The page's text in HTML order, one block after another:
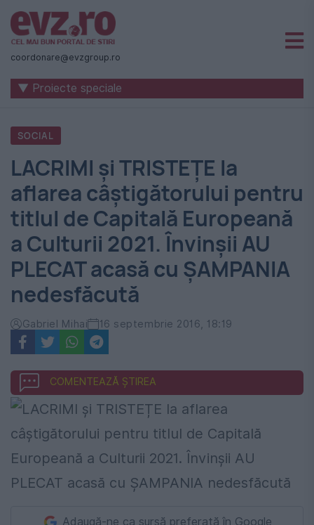
Știri
naționale
internaționale
România
-
Evenimentul
Zilei
coordonare@evzgroup.ro
▼ Proiecte speciale
SOCIAL
LACRIMI și TRISTEȚE la
aflarea câștigătorului pentru
titlul de Capitală Europeană
a Culturii 2021. Învinșii AU
PLECAT acasă cu ȘAMPANIA
nedesfăcută
Gabriel Mihai 16 septembrie 2016, 18:19
COMENTEAZĂ ȘTIREA
Adaugă-ne ca sursă preferată în Google